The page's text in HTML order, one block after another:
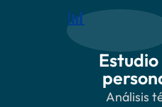
📊
Análisis